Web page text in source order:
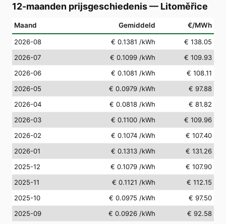
12-maanden prijsgeschiedenis— Litoměřice
Maand Gemiddeld €/MWh
2026-08 € 0.1381 /kWh
€ 138.05
2026-07
€ 0.1099 /kWh
€ 109.93
2026-06
€ 0.1081 /kWh
€ 108.11
2026-05
€ 0.0979 /kWh
€ 97.88
2026-04
€ 0.0818 /kWh
€ 81.82
2026-03
€ 0.1100 /kWh
€ 109.96
2026-02
€ 0.1074 /kWh
€ 107.40
2026-01
€ 0.1313 /kWh
€ 131.26
2025-12
€ 0.1079 /kWh
€ 107.90
2025-11
€ 0.1121 /kWh
€ 112.15
2025-10
€ 0.0975 /kWh
€ 97.50
2025-09
€ 0.0926 /kWh € 92.58